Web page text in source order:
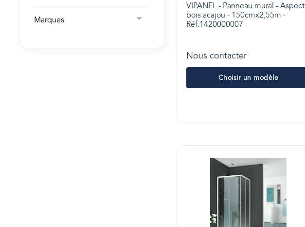
Marques
VIPANEL - Panneau mural - Aspect
bois acajou - 150cmx2,55m -
Réf.1420000007
Nous contacter
Choisir un modèle